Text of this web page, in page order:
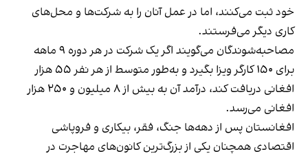
خود ثبت می‌کنند، اما در عمل آنان را به شرکت‌ها و محل‌های
کاری دیگر می‌فرستند.
مصاحبه‌شوندگان می‌گویند اگر یک شرکت در هر دوره ۹ ماهه
برای ۱۵۰ کارگر ویزا بگیرد و به‌طور متوسط از هر نفر ۵۵ هزار
افغانی دریافت کند، درآمد آن به بیش از ۸ میلیون و ۲۵۰ هزار
افغانی می‌رسد.
افغانستان پس از دهه‌ها جنگ، فقر، بیکاری و فروپاشی
اقتصادی همچنان یکی از بزرگ‌ترین کانون‌های مهاجرت در